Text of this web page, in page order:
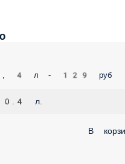
4 л - 129 руб
0.4 л.
В